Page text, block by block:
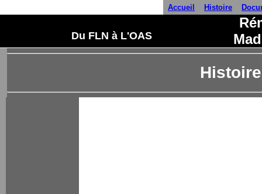
Accueil Histoire
Du FLN à L'OAS
Histoire